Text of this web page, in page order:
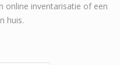
online inventarisatie of een
huis.